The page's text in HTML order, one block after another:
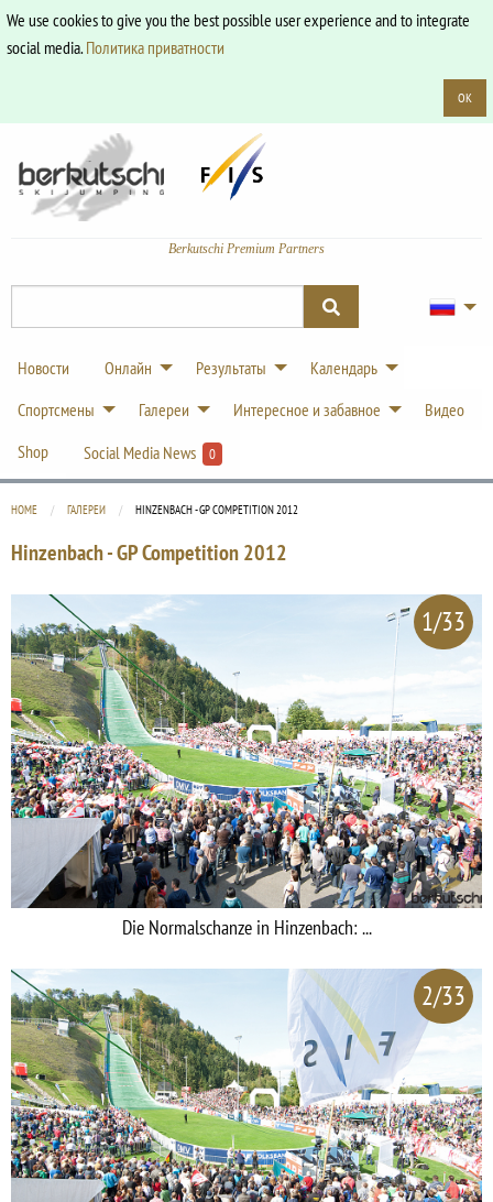
We use cookies to give you the best possible user experience and to integrate
social media.Политика приватности
OK
Berkutschi Premium Partners
Новости Онлайн Результаты
Календарь
Спортсмены
Галереи Интересное и забавное
Видео
Shop
Social Media News 0
HOME ГАЛЕРЕИ CURRENT:
HINZENBACH - GP COMPETITION 2012
Hinzenbach - GP Competition 2012
1/33
Die Normalschanze in Hinzenbach: ...
2/33